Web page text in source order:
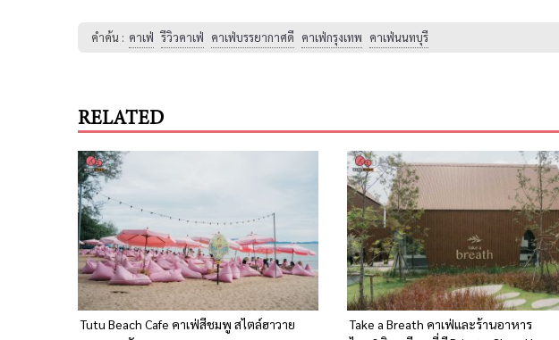
คำค้น : คาเฟ่ รีวิวคาเฟ่ คาเฟ่บรรยากาศดี คาเฟ่กรุงเทพ คาเฟ่นนทบุรี
RELATED
Tutu Beach Cafe คาเฟ่สีชมพู สไตล์ฮาวาย
Take a Breath คาเฟ่และร้านอาหาร